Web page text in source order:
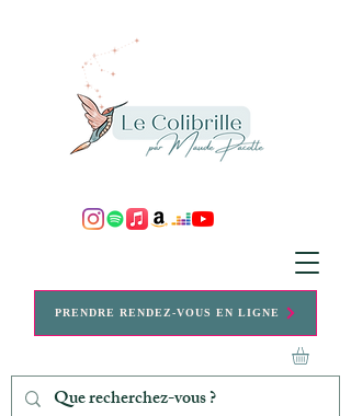
PRENDRE RENDEZ-VOUS EN LIGNE